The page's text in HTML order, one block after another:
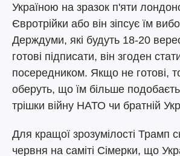
Україною на зразок п'яти
Євротрійки або він зіпсує їм
Держдуми, які будуть 18-20
готові підписати, він згоден
посередником. Якщо не готові,
оберуть, що їм більше
трішки війну НАТО чи братній
Для кращої зрозумілості Трамп
червня на саміті Сімерки, що